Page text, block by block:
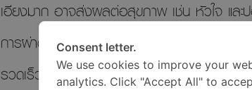
เอียงมาก อาจส่งผลต่อสุขภาพ เช่น หัวใจ แล
การผ่าตัดกระดูกสันหลังคด ส่วนมากจะผ่าก็ต่อ
รวดเร็วในเด็กที่อายุน้อยกว่า 10 ปี
Consent letter.
We use cookies to improve your
analytics. Click "Accept All" to